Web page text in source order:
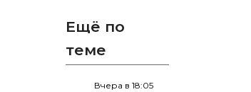
Ещё по
теме
Вчера в 18:05